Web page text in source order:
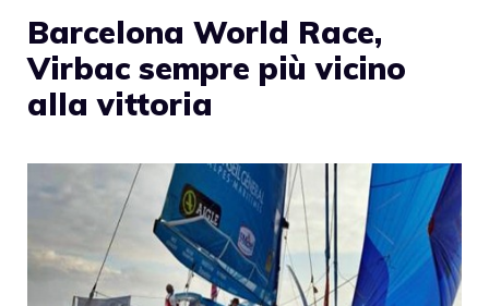
Barcelona World Race,
Virbac sempre più vicino
alla vittoria